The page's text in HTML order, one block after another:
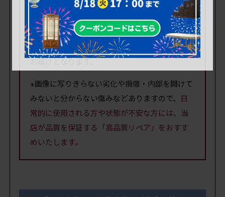
確認や追加撮影の対応はしておりません。
どう
しても希望される場合は有料にて承ります。(別
途、定価の10%)
また、出荷時も清掃等は行わず現状のままでの
お届けとなります。
※画像に写りきらない劣化や損傷・内部を開けて
みないと分からない傷みなどありますので、 日
常的に使用される方や状態が不安な方には、当
店が品質を保証する「高品質リペア」をおすす
めいたします。